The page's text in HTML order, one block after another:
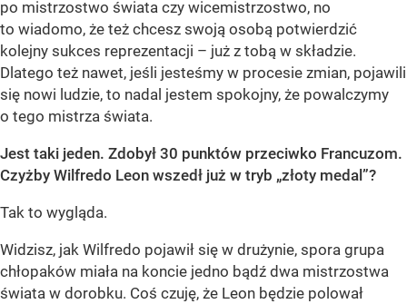
po mistrzostwo świata czy wicemistrzostwo, no
to wiadomo, że też chcesz swoją osobą potwierdzić
kolejny sukces reprezentacji – już z tobą w składzie.
Dlatego też nawet, jeśli jesteśmy w procesie zmian, pojawili
się nowi ludzie, to nadal jestem spokojny, że powalczymy
o tego mistrza świata.
Jest taki jeden. Zdobył 30 punktów przeciwko Francuzom.
Czyżby Wilfredo Leon wszedł już w tryb „złoty medal”?
Tak to wygląda.
Widzisz, jak Wilfredo pojawił się w drużynie, spora grupa
chłopaków miała na koncie jedno bądź dwa mistrzostwa
świata w dorobku. Coś czuję, że Leon będzie polował